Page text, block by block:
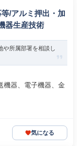
/アルミ押出・加
器生産技術
や所属部署を相談し
機器、電子機器、金
気になる